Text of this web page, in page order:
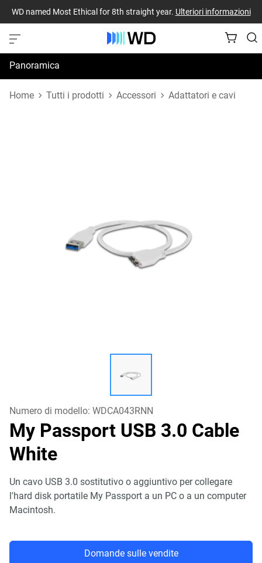
WD named Most Ethical for 8th straight year. Ulteriori informazioni
Panoramica
Specifiche
Home Tutti i prodotti Accessori Adattatori e cavi
Numero di modello: WDCA043RNN
My Passport USB 3.0 Cable
White
Un cavo USB 3.0 sostitutivo o aggiuntivo per collegare
l'hard disk portatile My Passport a un PC o a un computer
Macintosh.
Domande sulle vendite